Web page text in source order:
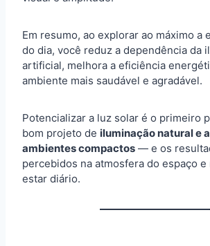
Em resumo, ao explorar ao máximo a
do dia, você reduz a dependência da
artificial, melhora a eficiência
ambiente mais saudável e agradável.
Potencializar a luz solar é o primeiro
bom projeto de iluminação natural e
ambientes compactos — e os
percebidos na atmosfera do espaço
estar diário.